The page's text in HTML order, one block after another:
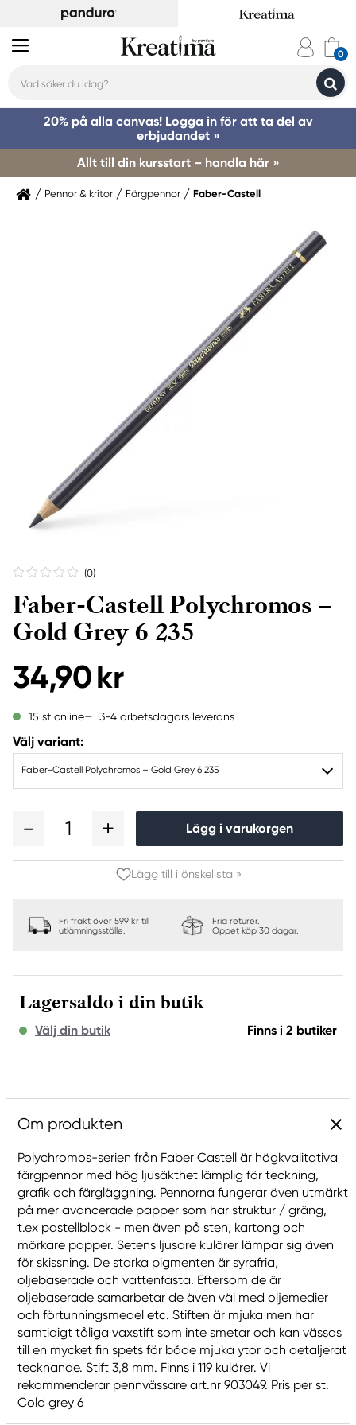
20% på alla canvas! Logga in för att ta del av
erbjudandet »
Allt till din kursstart – handla här »
Pennor & kritor Färgpennor Faber-Castell
(0)
Faber-Castell Polychromos –
Gold Grey 6 235
34,90 kr
15 st online 3-4 arbetsdagars leverans
Välj variant:
Faber-Castell Polychromos – Gold Grey 6 235
1 Lägg i varukorgen
Lägg till i önskelista »
Fri frakt över 599 kr till
utlämningsställe.
Fria returer.
Öppet köp 30 dagar.
Lagersaldo i din butik
Välj din butik Finns i 2 butiker
Om produkten
Polychromos-serien från Faber Castell är högkvalitativa
färgpennor med hög ljusäkthet lämplig för teckning,
grafik och färgläggning. Pennorna fungerar även utmärkt
på mer avancerade papper som har struktur / gräng,
t.ex pastellblock - men även på sten, kartong och
mörkare papper. Setens ljusare kulörer lämpar sig även
för skissning. De starka pigmenten är syrafria,
oljebaserade och vattenfasta. Eftersom de är
oljebaserade samarbetar de även väl med oljemedier
och förtunningsmedel etc. Stiften är mjuka men har
samtidigt tåliga vaxstift som inte smetar och kan vässas
till en mycket fin spets för både mjuka ytor och detaljerat
tecknande. Stift 3,8 mm. Finns i 119 kulörer. Vi
rekommenderar pennvässare art.nr 903049. Pris per st.
Cold grey 6